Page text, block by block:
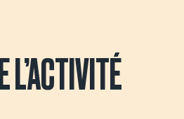
L’ACTIVITÉ